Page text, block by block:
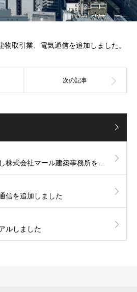
取引業、電気通信を追加しました。
建築設計部門を分社化し株式会社マール建築事務所を設立しました
信を追加しました
ルしました